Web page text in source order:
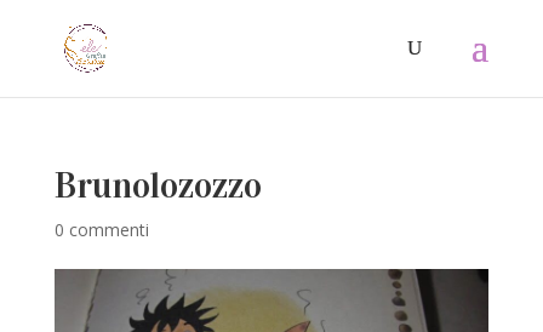
Brunolozozzo
0 commenti